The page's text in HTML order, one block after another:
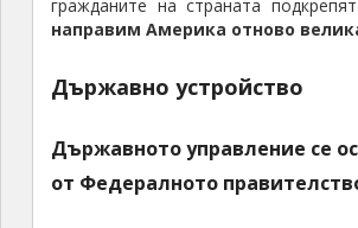
гражданите на страната
направим Америка отново
Държавно устройство
Държавното управление се
от Федералното